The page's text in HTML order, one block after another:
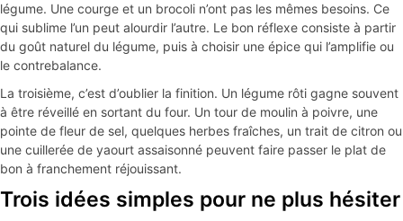
légume. Une courge et un brocoli n’ont pas les mêmes besoins. Ce
qui sublime l’un peut alourdir l’autre. Le bon réflexe consiste à partir
du goût naturel du légume, puis à choisir une épice qui l’amplifie ou
le contrebalance.
La troisième, c’est d’oublier la finition. Un légume rôti gagne souvent
à être réveillé en sortant du four. Un tour de moulin à poivre, une
pointe de fleur de sel, quelques herbes fraîches, un trait de citron ou
une cuillerée de yaourt assaisonné peuvent faire passer le plat de
bon à franchement réjouissant.
Trois idées simples pour ne plus hésiter